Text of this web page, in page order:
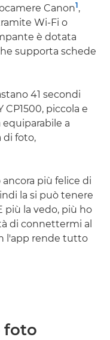
Canon1,
Wi-Fi o
è dotata
supporta schede
41 secondi
CP1500, piccola e
a
di foto,
ancora più felice di
la si può tenere
più la vedo, più ho
di connettermi al
l'app rende tutto
foto